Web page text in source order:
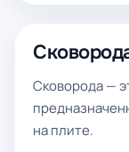
Сковорода —
на плите.